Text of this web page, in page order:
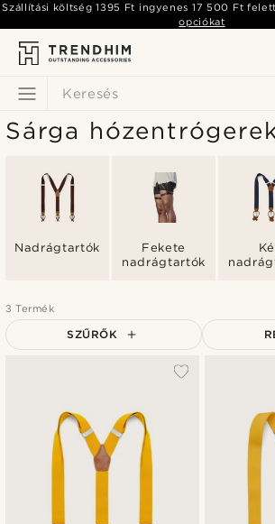
Keresés
Szállítási költség1395 Ft ingyenes 17 500 Ft
opciókat
Sárga
Nadrágtartók
Fekete
nadrágtartók
3 Termék
SZŰRŐK